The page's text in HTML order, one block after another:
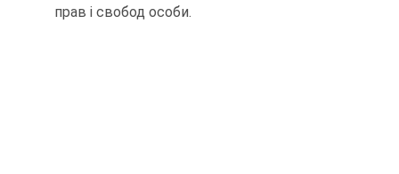
прав і свобод особи.